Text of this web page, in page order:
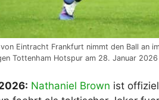
Eintracht Frankfurt nimmt den Ball an
Tottenham Hotspur am 28. Januar
Nathaniel Brown ist